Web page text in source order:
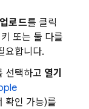
업로드를 클릭
또는 둘 다를
요합니다.
선택하고 열기
확인 가능)를